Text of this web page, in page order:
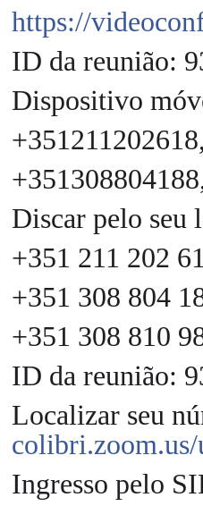
https://
ID da reunião:
Dispositivo
Discar pelo seu
+351 211 202
+351 308 804
+351 308 810
ID da reunião:
Localizar seu
Ingresso pelo